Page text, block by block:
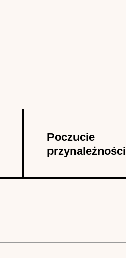
Poczucie
przynależności